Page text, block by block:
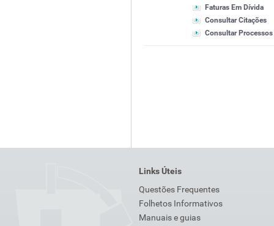
Faturas Em Dívida
Consultar Citações
Consultar
Links Úteis
Questões Frequentes
Folhetos Informativos
Manuais e guias